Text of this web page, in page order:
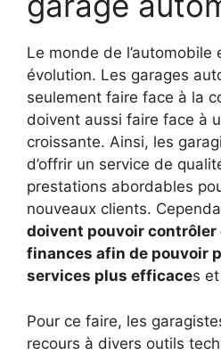
Le monde de l’automobile
évolution. Les garages
seulement faire face à la
doivent aussi faire face à
croissante. Ainsi, les
d’offrir un service de
prestations abordables
nouveaux clients.
doivent pouvoir contrôler
finances afin de pouvoir
services plus efficaces
Pour ce faire, les
recours à divers outils